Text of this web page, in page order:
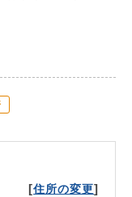
[住所の変更]